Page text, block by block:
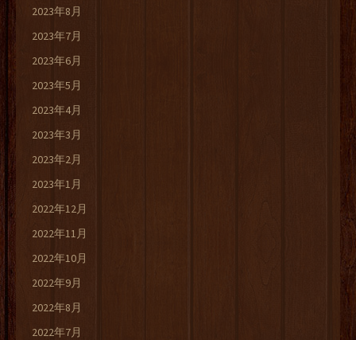
2023年8月
2023年7月
2023年6月
2023年5月
2023年4月
2023年3月
2023年2月
2023年1月
2022年12月
2022年11月
2022年10月
2022年9月
2022年8月
2022年7月